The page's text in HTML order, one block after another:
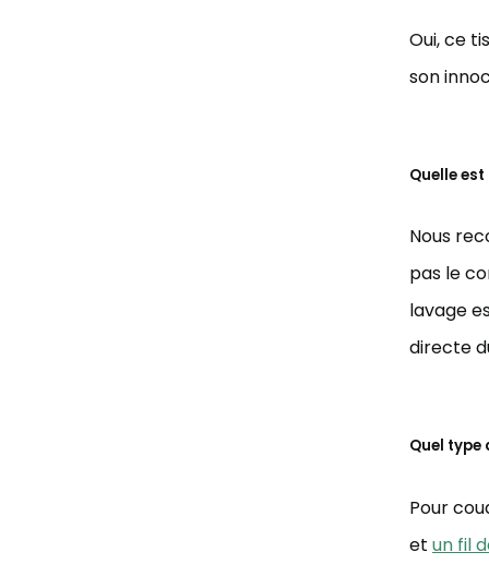
Oui, ce
son
Quelle
Nous
pas le
lavage
directe
Quel type
Pour
et un fil